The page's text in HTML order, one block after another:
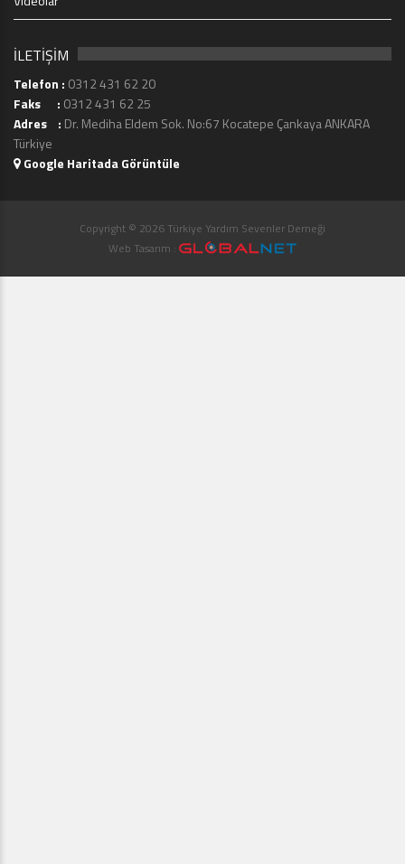
İLETİŞİM
Telefon : 0312 431 62 20
Faks : 0312 431 62 25
Adres : Dr. Mediha Eldem Sok. No:67 Kocatepe Çankaya ANKARA
Türkiye
Google Haritada Görüntüle
Copyright © 2026 Türkiye Yardım Sevenler Derneği
Web Tasarım :